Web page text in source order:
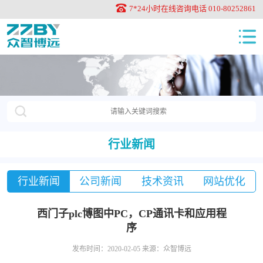
7*24小时在线咨询电话 010-80252861
行业新闻
行业新闻 公司新闻 技术资讯 网站优化
西门子plc博图中PC，CP通讯卡和应用程
序
发布时间：2020-02-05 来源：众智博远